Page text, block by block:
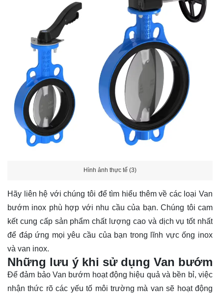
Hình ảnh thực tế (3)
Hãy liên hệ với chúng tôi để tìm hiểu thêm về các loại Van
bướm inox phù hợp với nhu cầu của bạn. Chúng tôi cam
kết cung cấp sản phẩm chất lượng cao và dịch vụ tốt nhất
để đáp ứng mọi yêu cầu của bạn trong lĩnh vực ống inox
và van inox.
Những lưu ý khi sử dụng Van bướm
Để đảm bảo Van bướm hoạt động hiệu quả và bền bỉ, việc
nhận thức rõ các yếu tố môi trường mà van sẽ hoạt động